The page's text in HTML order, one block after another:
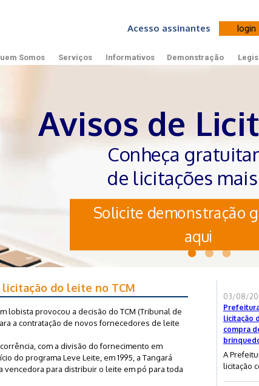
Acesso assinantes
Somos Serviços Informativos Demonstração
Avisos de
Conheça
de licitações
Solicite demonstração
aqui
do leite no TCM
lobista provocou a decisão do TCM (Tribunal de
a contratação de novos fornecedores de leite
com a divisão do fornecimento em
do programa Leve Leite, em 1995, a Tangará
vencedora para distribuir o leite em pó para toda
03/08/
licitação
compra
A
licitação